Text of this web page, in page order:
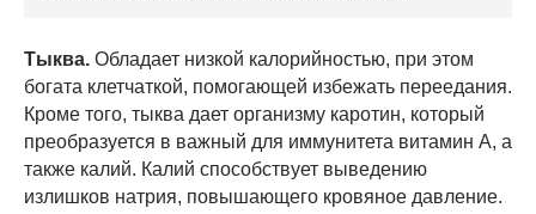
Тыква. Обладает низкой калорийностью, при этом
богата клетчаткой, помогающей избежать переедания.
Кроме того, тыква дает организму каротин, который
преобразуется в важный для иммунитета витамин А, а
также калий. Калий способствует выведению
излишков натрия, повышающего кровяное давление.